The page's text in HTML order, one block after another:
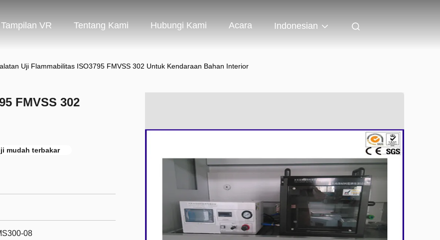
Tampilan VR Tentang Kami Hubungi Kami Acara Indonesian
Uji Flammabilitas ISO3795 FMVSS 302 Untuk Kendaraan Bahan Interior
FMVSS 302
mudah terbakar
08